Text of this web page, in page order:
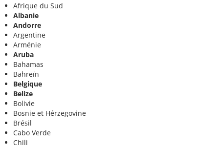
Afrique du Sud
Albanie
Andorre
Argentine
Arménie
Aruba
Bahamas
Bahreïn
Belgique
Belize
Bolivie
Bosnie et Hérzegovine
Brésil
Cabo Verde
Chili